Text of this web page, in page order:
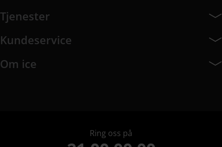
Tjenester
Kundeservice
Om ice
Ring oss på